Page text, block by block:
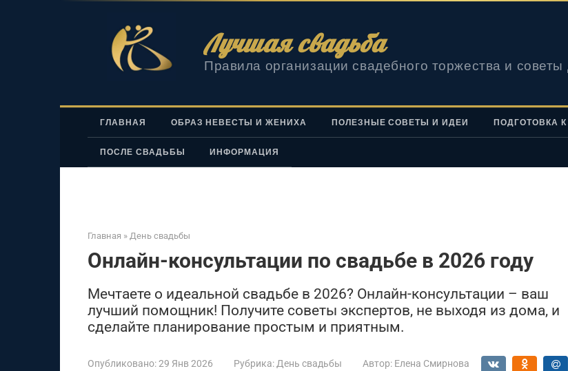
Лучшая свадьба
Правила организации свадебного торжества и
ГЛАВНАЯ ОБРАЗ НЕВЕСТЫ И ЖЕНИХА ПОЛЕЗНЫЕ СОВЕТЫ И ИДЕИ ПОДГОТОВКА
ПОСЛЕ СВАДЬБЫ ИНФОРМАЦИЯ
Главная » День свадьбы
Онлайн-консультации по свадьбе в 2026 году
Мечтаете о идеальной свадьбе в 2026? Онлайн-консультации – ваш
лучший помощник! Получите советы экспертов, не выходя из дома, и
сделайте планирование простым и приятным.
Опубликовано:29 Янв 2026 Рубрика: День свадьбы Автор: Елена Смирнова